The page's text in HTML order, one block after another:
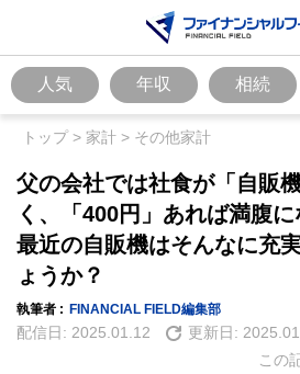
人気 年収 相続
トップ> 家計 > その他家計
父の会社では社食が「自販
く、「400円」あれば満腹に
最近の自販機はそんなに充
ょうか？
執筆者 : FINANCIAL FIELD編集部
配信日: 2025.01.12 更新日:
この